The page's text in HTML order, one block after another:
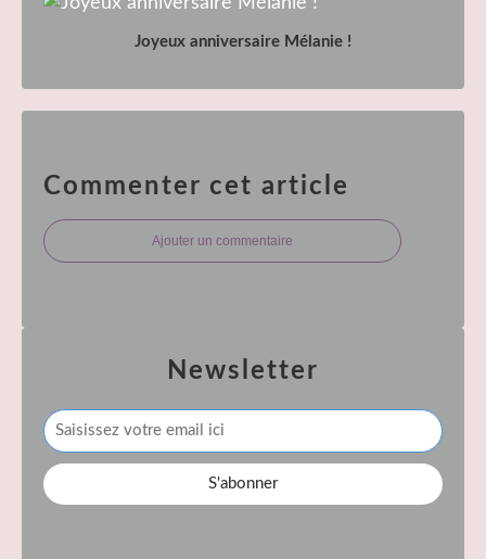
Joyeux anniversaire Mélanie !
Commenter cet article
Ajouter un commentaire
Newsletter